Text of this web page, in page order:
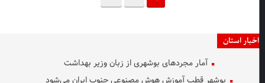
اخبار استان
آمار مجردهای بوشهری از زبان وزیر بهداشت